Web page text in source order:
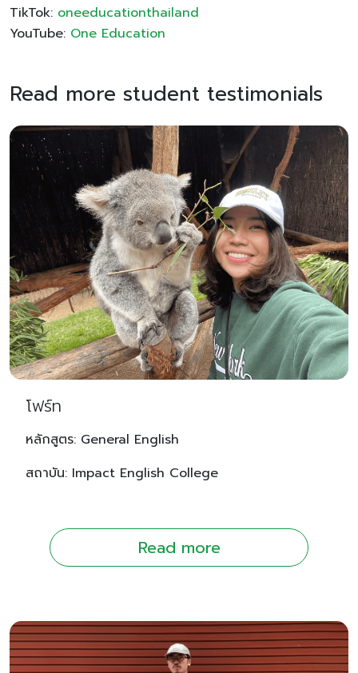
TikTok: oneeducationthailand
YouTube: One Education
Read more student testimonials
โฟร์ท
หลักสูตร: General English
สถาบัน: Impact English College
Read more